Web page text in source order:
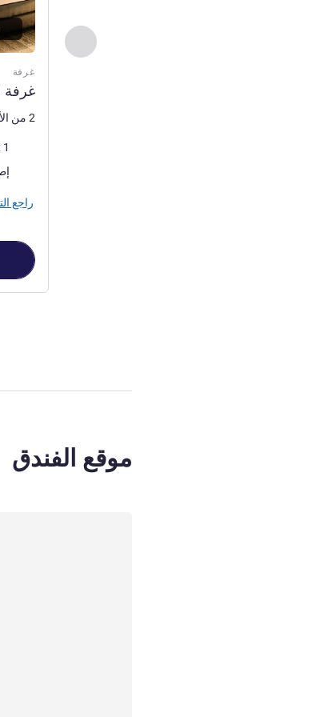
السابق - غرفة
غرفة
غرفة
2 من الأشخاص كحد أقصى
فرش 1 x سرير (أسرّة) مزدوج
المناظر:
راجع
موقع الفندق